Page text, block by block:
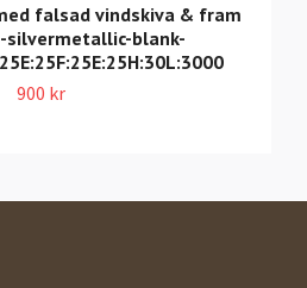
falsad vindskiva & fram
blank-
900 kr